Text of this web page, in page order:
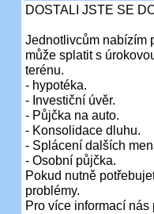
DOSTALI JSTE SE
Jednotlivcům nabízím
může splatit s
terénu.
- hypotéka.
- Investiční úvěr.
- Půjčka na auto.
- Konsolidace dluhu.
- Splácení dalších
- Osobní půjčka.
Pokud nutně
problémy.
Pro více informací nás